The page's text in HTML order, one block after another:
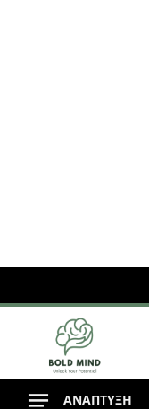
ΑΝΆΠΤΥΞΗ